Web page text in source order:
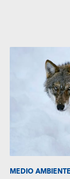
MEDIO AMBIENTE